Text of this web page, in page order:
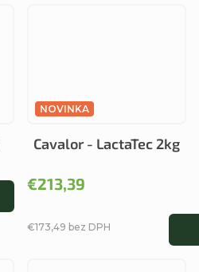
NOVINKA
Cavalor - LactaTec 2kg
€173,49 bez DPH
€213,39